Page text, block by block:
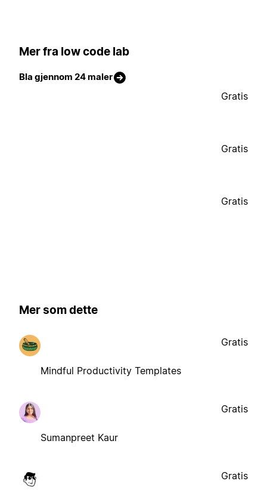
Mer fra low code lab
Bla gjennom 24 maler
Gratis
Gratis
Gratis
Mer som dette
Mindful Productivity Templates
Gratis
Sumanpreet Kaur
Gratis
Gratis